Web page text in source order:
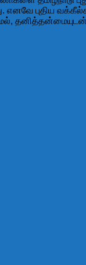
எனவே புதிய